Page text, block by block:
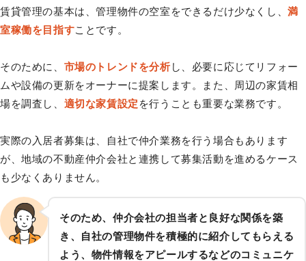
賃貸管理の基本は、管理物件の空室をできるだけ少なくし、満
室稼働を目指すことです。
そのために、 市場のトレンドを分析し、必要に応じてリフォー
ムや設備の更新をオーナーに提案します。また、周辺の家賃相
場を調査し、 適切な家賃設定 を行うことも重要な業務です。
実際の入居者募集は、自社で仲介業務を行う場合もあります
が、地域の不動産仲介会社と連携して募集活動を進めるケース
も少なくありません。
そのため、仲介会社の担当者と良好な関係を築
き、自社の管理物件を積極的に紹介してもらえる
よう、物件情報をアピールするなどのコミュニケ